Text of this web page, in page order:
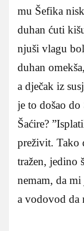
mu Šefika
duhan ćuti
njuši vlagu
duhan
a dječak iz
je to došao do
Šaćire?
preživit. Tako
tražen, jedino
nemam, da
a vodovod da